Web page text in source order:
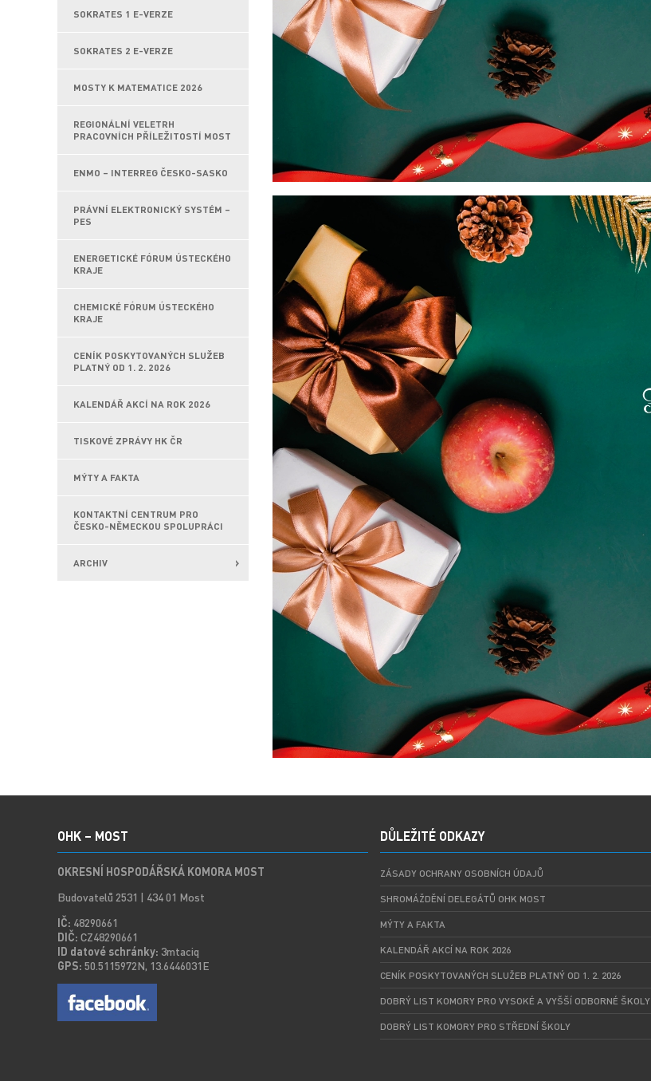
SOKRATES 1 E-VERZE
SOKRATES 2 E-VERZE
MOSTY K MATEMATICE 2026
REGIONÁLNÍ VELETRH
PRACOVNÍCH PŘÍLEŽITOSTÍ MOST
ENMO – INTERREG ČESKO-SASKO
PRÁVNÍ ELEKTRONICKÝ SYSTÉM –
PES
ENERGETICKÉ FÓRUM ÚSTECKÉHO
KRAJE
CHEMICKÉ FÓRUM ÚSTECKÉHO
KRAJE
CENÍK POSKYTOVANÝCH SLUŽEB
PLATNÝ OD 1. 2. 2026
KALENDÁŘ AKCÍ NA ROK 2026
TISKOVÉ ZPRÁVY HK ČR
MÝTY A FAKTA
KONTAKTNÍ CENTRUM PRO
ČESKO-NĚMECKOU SPOLUPRÁCI
ARCHIV
OHK – MOST
OKRESNÍ HOSPODÁŘSKÁ KOMORA MOST
Budovatelů 2531 | 434 01 Most
IČ: 48290661
DIČ: CZ48290661
ID datové schránky: 3mtaciq
GPS: 50.5115972N, 13.6446031E
DŮLEŽITÉ ODKAZY
ZÁSADY OCHRANY OSOBNÍCH ÚDAJŮ
SHROMÁŽDĚNÍ DELEGÁTŮ OHK MOST
MÝTY A FAKTA
KALENDÁŘ AKCÍ NA ROK 2026
CENÍK POSKYTOVANÝCH SLUŽEB PLATNÝ OD 1. 2. 2026
DOBRÝ LIST KOMORY PRO VYSOKÉ A VYŠŠÍ ODBORNÉ ŠKOLY
DOBRÝ LIST KOMORY PRO STŘEDNÍ ŠKOLY